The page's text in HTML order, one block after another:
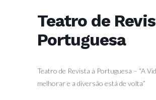
Teatro de
Portuguesa
Teatro de Revista à Portuguesa – “A
melhorar e a diversão está de volta”